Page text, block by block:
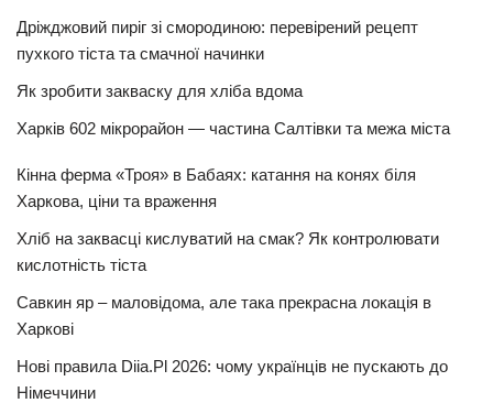
Дріжджовий пиріг зі смородиною: перевірений рецепт
пухкого тіста та смачної начинки
Як зробити закваску для хліба вдома
Харків 602 мікрорайон — частина Салтівки та межа міста
Кінна ферма «Троя» в Бабаях: катання на конях біля
Харкова, ціни та враження
Хліб на заквасці кислуватий на смак? Як контролювати
кислотність тіста
Савкин яр – маловідома, але така прекрасна локація в
Харкові
Нові правила Diia.Pl 2026: чому українців не пускають до
Німеччини